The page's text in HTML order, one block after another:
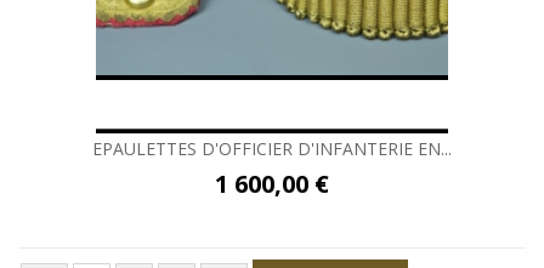
EPAULETTES D'OFFICIER D'INFANTERIE EN...
1 600,00 €